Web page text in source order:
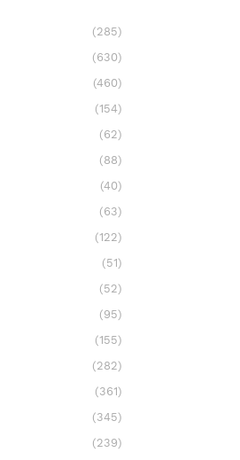
(285)
(630)
(460)
(154)
(62)
(88)
(40)
(63)
(122)
(51)
(52)
(95)
(155)
(282)
(361)
(345)
(239)